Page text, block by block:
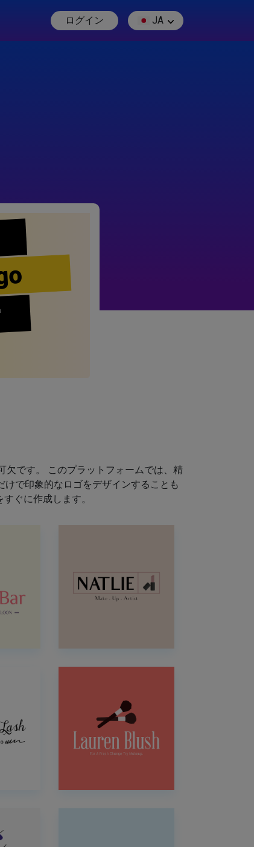
ログイン JA
欠です。 このプラットフォームでは、精
で印象的なロゴをデザインすることも
ぐに作成します。